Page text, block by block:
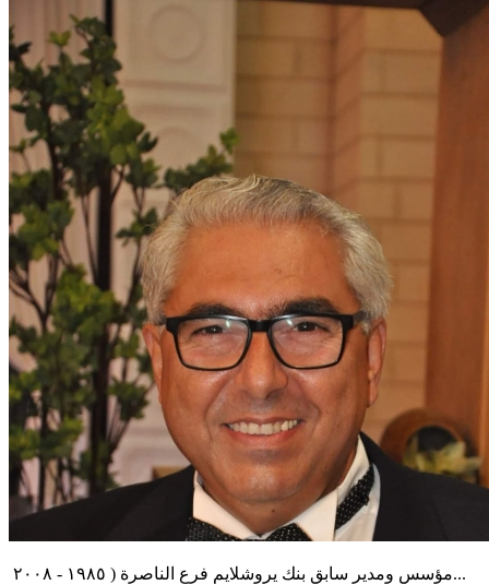
مؤسس ومدير سابق بنك يروشلايم فرع الناصرة ( ١٩٨٥ - ٢٠٠٨...